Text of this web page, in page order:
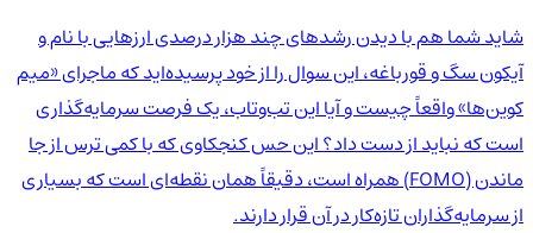
شاید شما هم با دیدن رشدهای چند هزار درصدی ارزهایی با نام و
آیکون سگ و قورباغه، این سوال را از خود پرسیده‌اید که ماجرای «میم
کوین‌ها» واقعاً چیست و آیا این تب‌وتاب، یک فرصت سرمایه‌گذاری
است که نباید از دست داد؟ این حس کنجکاوی که با کمی ترس از جا
ماندن (FOMO) همراه است، دقیقاً همان نقطه‌ای است که بسیاری
از سرمایه‌گذاران تازه‌کار در آن قرار دارند.